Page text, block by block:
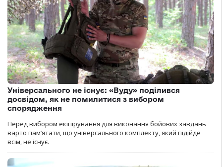
Універсального не існує: «Вуду» поділився
досвідом, як не помилитися з вибором
спорядження
Перед вибором екіпірування для виконання бойових завдань
варто пам’ятати, що універсального комплекту, який підійде
всім, не існує.